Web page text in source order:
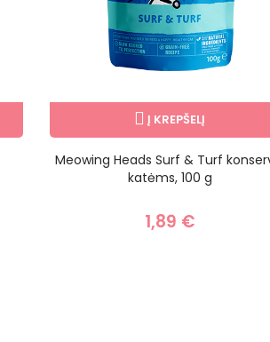
Į KREPŠELĮ
Meowing Heads Surf & Turf
katėms, 100 g
1,89 €